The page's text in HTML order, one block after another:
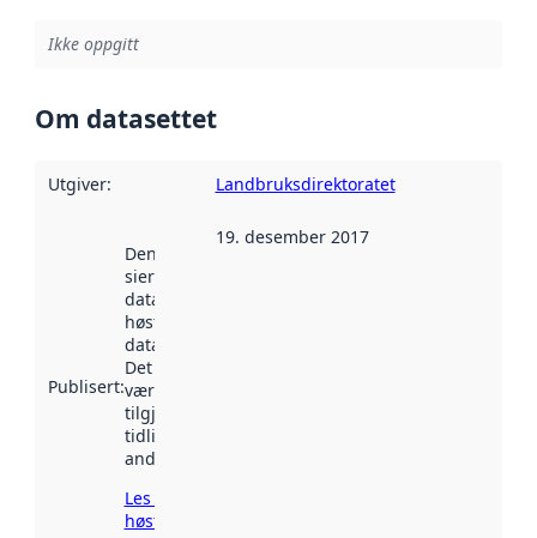
Ikke oppgitt
Om datasettet
Utgiver: Landbruksdirektoratet
Publisert:
Denne datoen
sier når
datasettet ble
høstet av
data.norge.no.
Det kan ha
vært
tilgjengelig
tidligere
andre steder.
Les mer om
høsting her
19. desember 2017